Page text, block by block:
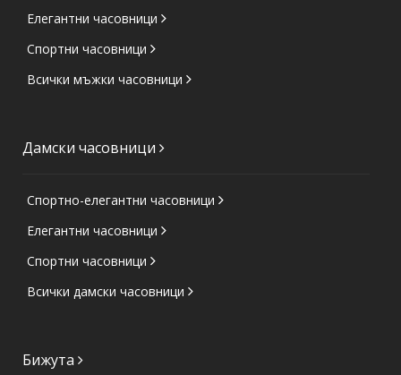
Елегантни часовници
Спортни часовници
Всички мъжки часовници
Дамски часовници
Спортно-елегантни часовници
Елегантни часовници
Спортни часовници
Всички дамски часовници
Бижута